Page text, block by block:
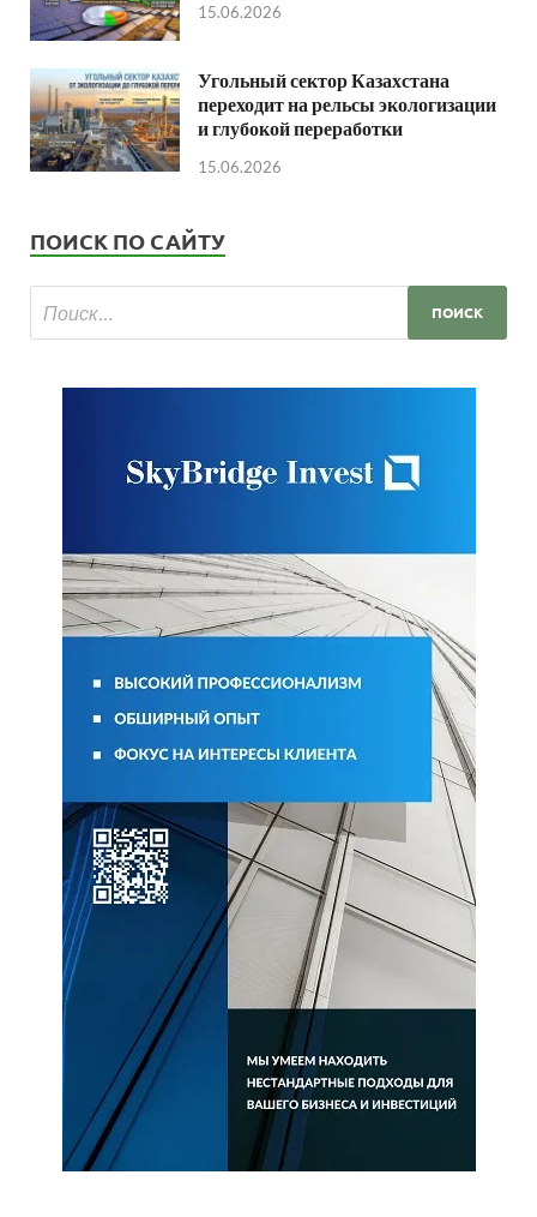
15.06.2026
Угольный сектор Казахстана
переходит на рельсы экологизации
и глубокой переработки
15.06.2026
ПОИСК ПО САЙТУ